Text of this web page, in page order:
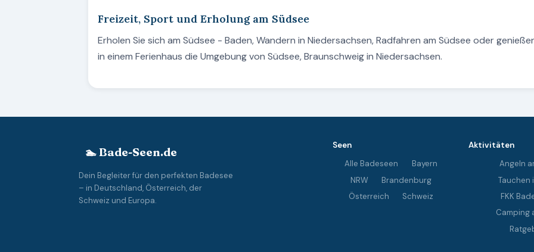
Freizeit, Sport und Erholung am Südsee
Erholen Sie sich am Südsee - Baden, Wandern in Niedersachsen, Radfahren am Südsee oder
in einem Ferienhaus die Umgebung von Südsee, Braunschweig in Niedersachsen.
🏊 Bade-Seen.de
Dein Begleiter für den perfekten Badesee
– in Deutschland, Österreich, der
Schweiz und Europa.
Seen
Alle Badeseen
Bayern
NRW
Brandenburg
Österreich
Schweiz
Aktivitäten
Angeln
Tauchen
FKK
Camping